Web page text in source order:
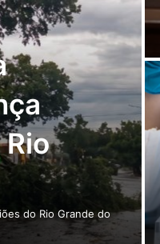
do Rio Grande do